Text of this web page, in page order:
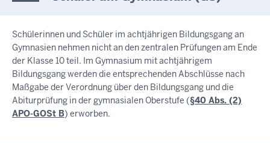
Schülerinnen und Schüler im achtjährigen Bildungsgang an
Gymnasien nehmen nicht an den zentralen Prüfungen am Ende
der Klasse 10 teil. Im Gymnasium mit achtjährigem
Bildungsgang werden die entsprechenden Abschlüsse nach
Maßgabe der Verordnung über den Bildungsgang und die
Abiturprüfung in der gymnasialen Oberstufe (§40 Abs. (2)
APO-GOSt B) erworben.